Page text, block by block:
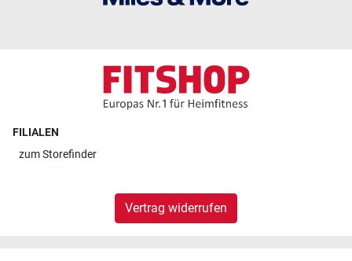
FILIALEN
zumStorefinder
Vertrag widerrufen